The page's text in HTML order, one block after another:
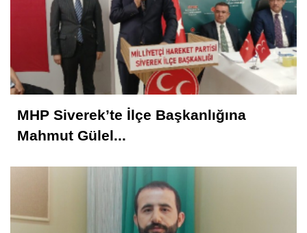
Rahmet İkliminin Zirvesi Kadir Gecesi
Muhammed Nur
28 Şubat Süreci ve Siverek 16
Selahattin İlhan Sonbayram
SAÂDET Mİ, ŞEKÂVET Mİ? İNSANIN
KADERİNE DÜŞEN SORU
Mahmut Hanpolat
MHP Siverek’te İlçe Başkanlığına
Mahmut Gülel...